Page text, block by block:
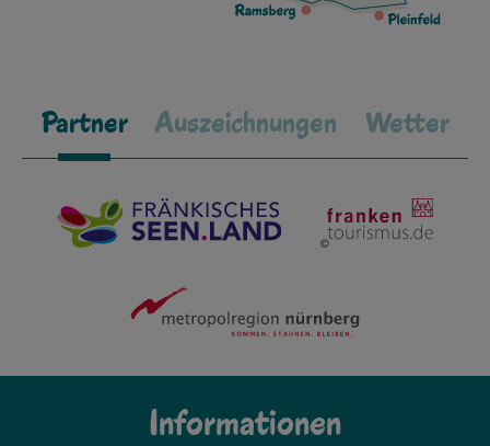
Partner Auszeichnungen Wetter
Informationen